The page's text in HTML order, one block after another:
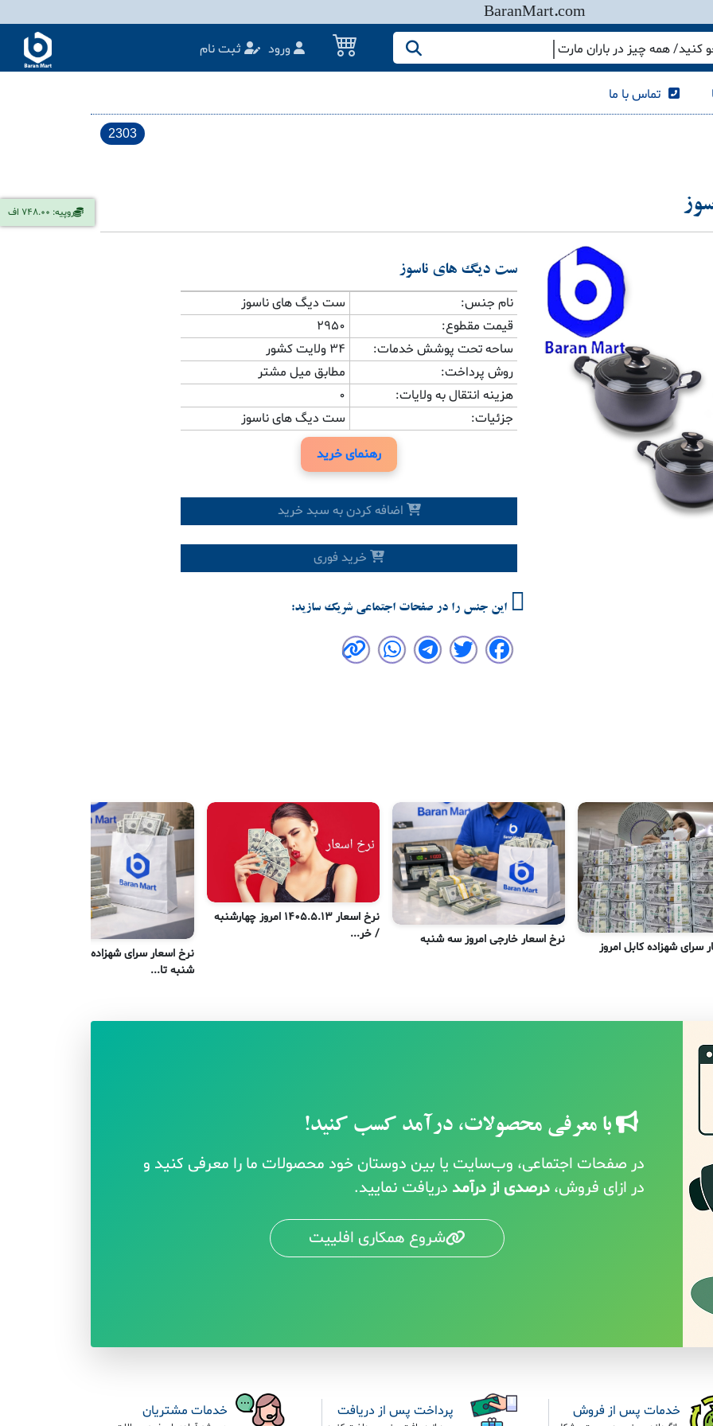
BaranMart.com
کنید/ همه چیز در باران مارت ورود ثبت نام
تماس با ما
روپیه: 748.00 اف
2303
ست دیگ های ناسوز
نام جنس:
ست دیگ های ناسوز
قیمت مقطوع:
2950
ساحه تحت پوشش خدمات:
34 ولایت کشور
روش پرداخت:
مطابق میل مشتر
هزینه انتقال به ولایات:
0
جزئیات:
ست دیگ های ناسوز
رهنمای خرید
اضافه کردن به سبد خرید
خرید فوری
این جنس را در صفحات اجتماعی شریک سازید:
نرخ اسعار سرای شهزاده کابل امروز
شنبه تا...
نرخ اسعار 1405.5.13 امروز چهارشنبه
/ خر...
نرخ اسعار خارجی امروز سه شنبه
سرای شهزاده کابل امروز
با معرفی محصولات، درآمد کسب کنید!
در صفحات اجتماعی، وب‌سایت یا بین دوستان خود محصولات ما را معرفی کنید و
در ازای فروش، درصدی از درآمد دریافت نمایید.
شروع همکاری افلییت
خدمات پس از فروش پرداخت پس از دریافت خدمات مشتریان